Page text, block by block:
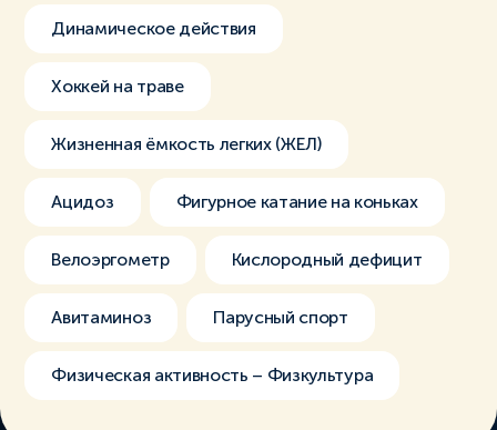
Динамическое действия
Хоккей на траве
Жизненная ёмкость легких (ЖЕЛ)
Ацидоз Фигурное катание на коньках
Велоэргометр Кислородный дефицит
Авитаминоз Парусный спорт
Физическая активность – Физкультура